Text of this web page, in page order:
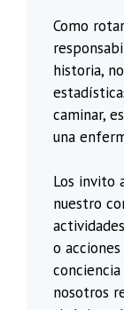
Como
historia,
caminar,
una
Los invito
nuestro
o
nosotros